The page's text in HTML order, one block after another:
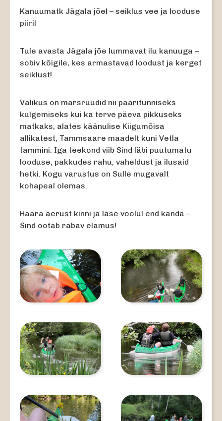
Kanuumatk Jägala jõel – seiklus vee ja looduse
piiril
Tule avasta Jägala jõe lummavat ilu kanuuga –
sobiv kõigile, kes armastavad loodust ja kerget
seiklust!
Valikus on marsruudid nii paaritunniseks
kulgemiseks kui ka terve päeva pikkuseks
matkaks, alates käänulise Kiigumõisa
allikatest, Tammsaare maadelt kuni Vetla
tammini. Iga teekond viib Sind läbi puutumatu
looduse, pakkudes rahu, vaheldust ja ilusaid
hetki. Kogu varustus on Sulle mugavalt
kohapeal olemas.
Haara aerust kinni ja lase voolul end kanda –
Sind ootab rabav elamus!